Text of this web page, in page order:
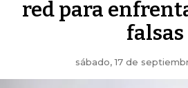
red para
falsas
sábado, 17 de